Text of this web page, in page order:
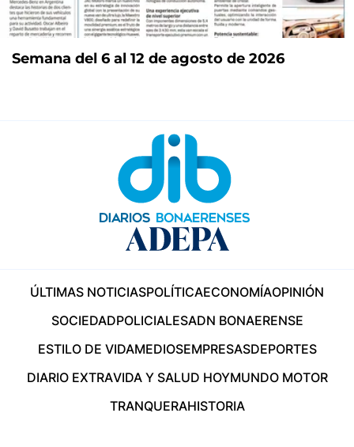
Semana del 6 al 12 de agosto de 2026
ÚLTIMAS NOTICIASPOLÍTICAECONOMÍAOPINIÓN
SOCIEDADPOLICIALESADN BONAERENSE
ESTILO DE VIDAMEDIOSEMPRESASDEPORTES
DIARIO EXTRAVIDA Y SALUD HOYMUNDO MOTOR
TRANQUERAHISTORIA